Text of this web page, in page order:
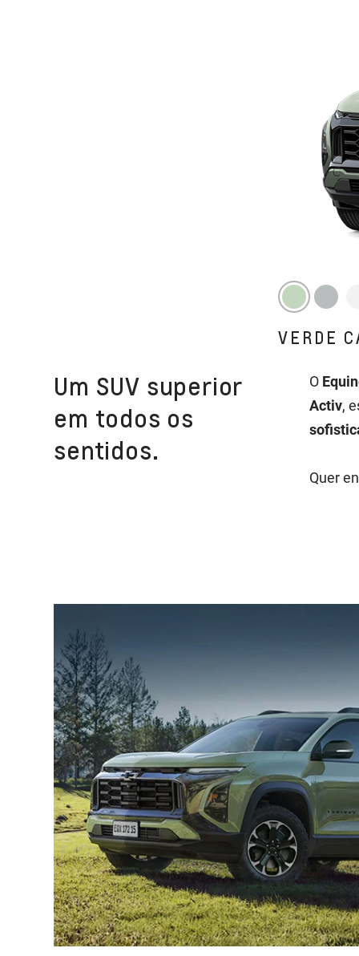
VERDE
Um SUV superior
em todos os
sentidos.
O
Activ,
Quer